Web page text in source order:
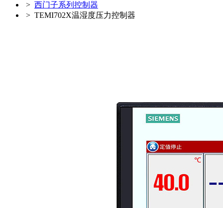
> 西门子系列控制器
> TEMI702X温湿度压力控制器